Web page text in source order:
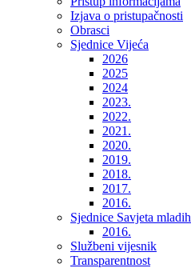
Izjava o pristupačnosti
Obrasci
Sjednice Vijeća
2026
2025
2024
2023.
2022.
2021.
2020.
2019.
2018.
2017.
2016.
Sjednice Savjeta mladih
2016.
Službeni vijesnik
Transparentnost